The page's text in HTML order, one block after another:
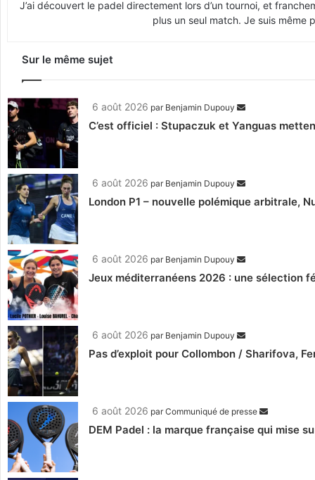
J’ai découvert le padel directement lors d’un tournoi, et
plus un seul match. Je suis même
Sur le même sujet
6 août 2026 par Benjamin Dupouy
C’est officiel : Stupaczuk et Yanguas
6 août 2026 par Benjamin Dupouy
London P1 – nouvelle polémique arbitrale,
6 août 2026 par Benjamin Dupouy
Jeux méditerranéens 2026 : une sélection
6 août 2026 par Benjamin Dupouy
Pas d’exploit pour Collombon / Sharifova,
6 août 2026 parCommuniqué de presse
DEM Padel : la marque française qui mise